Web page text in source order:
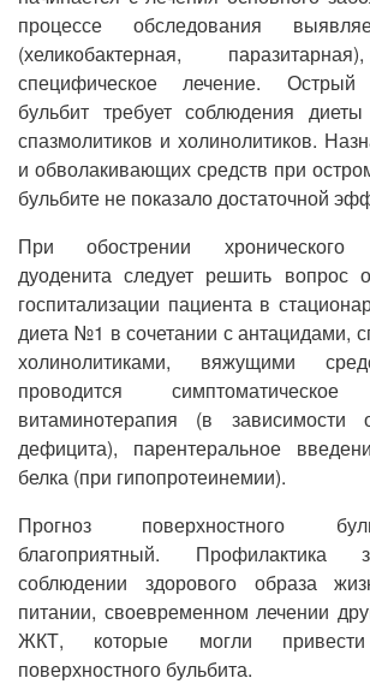
процессе обследования
(хеликобактерная,
специфическое лечение. Острый
бульбит требует соблюдения
спазмолитиков и холинолитиков.
и обволакивающих средств при
бульбите не показало достаточной
При обострении хронического
дуоденита следует решить вопрос
госпитализации пациента в
диета №1 в сочетании с антацидами,
холинолитиками, вяжущими
проводится
витаминотерапия (в зависимости
дефицита), парентеральное
белка (при гипопротеинемии).
Прогноз поверхностного
благоприятный. Профилактика
соблюдении здорового образа
питании, своевременном лечении
ЖКТ, которые могли
поверхностного бульбита.